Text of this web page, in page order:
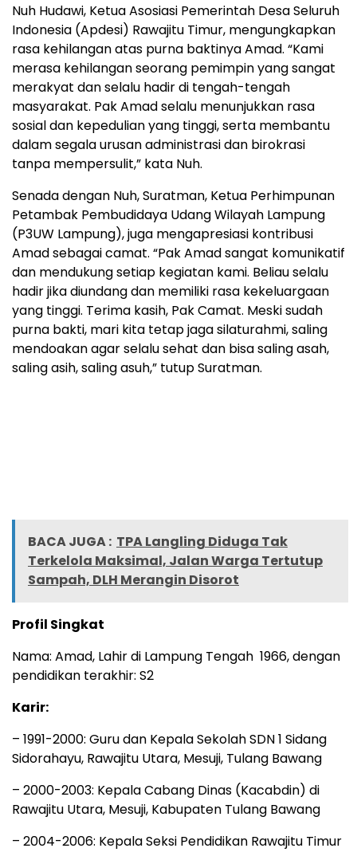
Nuh Hudawi, Ketua Asosiasi Pemerintah Desa Seluruh
Indonesia (Apdesi) Rawajitu Timur, mengungkapkan
rasa kehilangan atas purna baktinya Amad. “Kami
merasa kehilangan seorang pemimpin yang sangat
merakyat dan selalu hadir di tengah-tengah
masyarakat. Pak Amad selalu menunjukkan rasa
sosial dan kepedulian yang tinggi, serta membantu
dalam segala urusan administrasi dan birokrasi
tanpa mempersulit,” kata Nuh.
Senada dengan Nuh, Suratman, Ketua Perhimpunan
Petambak Pembudidaya Udang Wilayah Lampung
(P3UW Lampung), juga mengapresiasi kontribusi
Amad sebagai camat. “Pak Amad sangat komunikatif
dan mendukung setiap kegiatan kami. Beliau selalu
hadir jika diundang dan memiliki rasa kekeluargaan
yang tinggi. Terima kasih, Pak Camat. Meski sudah
purna bakti, mari kita tetap jaga silaturahmi, saling
mendoakan agar selalu sehat dan bisa saling asah,
saling asih, saling asuh,” tutup Suratman.
BACA JUGA : TPA Langling Diduga Tak
Terkelola Maksimal, Jalan Warga Tertutup
Sampah, DLH Merangin Disorot
Profil Singkat
Nama: Amad, Lahir di Lampung Tengah 1966, dengan
pendidikan terakhir: S2
Karir:
– 1991-2000: Guru dan Kepala Sekolah SDN 1 Sidang
Sidorahayu, Rawajitu Utara, Mesuji, Tulang Bawang
– 2000-2003: Kepala Cabang Dinas (Kacabdin) di
Rawajitu Utara, Mesuji, Kabupaten Tulang Bawang
– 2004-2006: Kepala Seksi Pendidikan Rawajitu Timur